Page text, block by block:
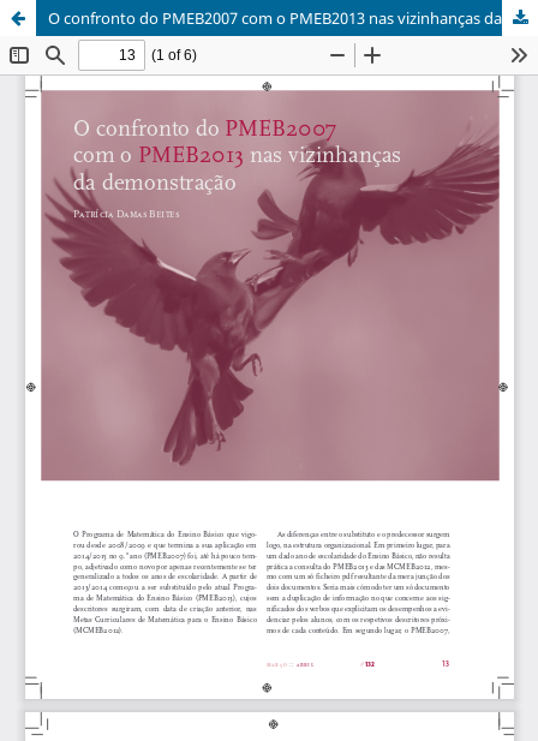
O confronto do PMEB2007 com o PMEB2013 nas vizinhanças da demonstração